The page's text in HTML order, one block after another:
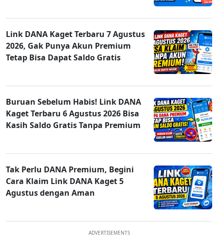
Link DANA Kaget Terbaru 7 Agustus
2026, Gak Punya Akun Premium
Tetap Bisa Dapat Saldo Gratis
Buruan Sebelum Habis! Link DANA
Kaget Terbaru 6 Agustus 2026 Bisa
Kasih Saldo Gratis Tanpa Premium
Tak Perlu DANA Premium, Begini
Cara Klaim Link DANA Kaget 5
Agustus dengan Aman
ADVERTISEMENTS